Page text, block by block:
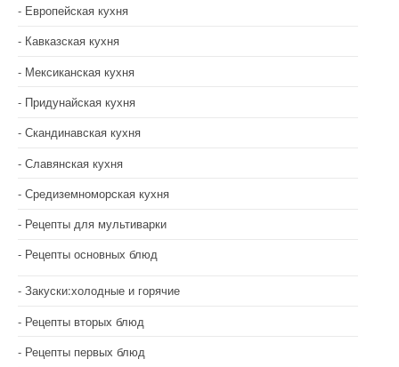
Европейская кухня
Кавказская кухня
Мексиканская кухня
Придунайская кухня
Скандинавская кухня
Славянская кухня
Средиземноморская кухня
Рецепты для мультиварки
Рецепты основных блюд
Закуски:холодные и горячие
Рецепты вторых блюд
Рецепты первых блюд